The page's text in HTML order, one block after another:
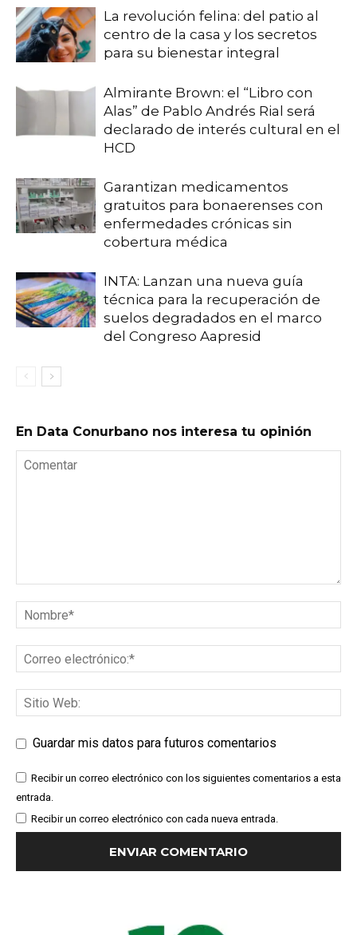
La revolución felina: del patio al
centro de la casa y los secretos
para su bienestar integral
Almirante Brown: el “Libro con
Alas” de Pablo Andrés Rial será
declarado de interés cultural en el
HCD
Garantizan medicamentos
gratuitos para bonaerenses con
enfermedades crónicas sin
cobertura médica
INTA: Lanzan una nueva guía
técnica para la recuperación de
suelos degradados en el marco
del Congreso Aapresid
En Data Conurbano nos interesa tu opinión
Guardar mis datos para futuros comentarios
Recibir un correo electrónico con los siguientes comentarios a esta
entrada.
Recibir un correo electrónico con cada nueva entrada.